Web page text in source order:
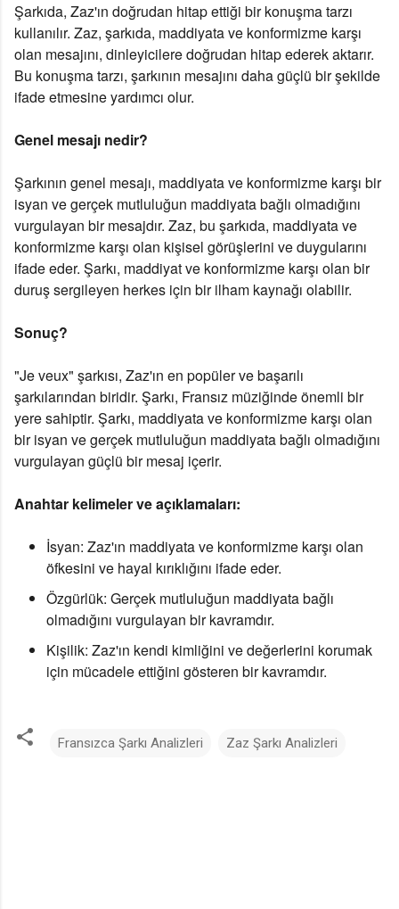
Şarkıda, Zaz'ın doğrudan hitap ettiği bir konuşma tarzı
kullanılır. Zaz, şarkıda, maddiyata ve konformizme karşı
olan mesajını, dinleyicilere doğrudan hitap ederek aktarır.
Bu konuşma tarzı, şarkının mesajını daha güçlü bir şekilde
ifade etmesine yardımcı olur.
Genel mesajı nedir?
Şarkının genel mesajı, maddiyata ve konformizme karşı bir
isyan ve gerçek mutluluğun maddiyata bağlı olmadığını
vurgulayan bir mesajdır. Zaz, bu şarkıda, maddiyata ve
konformizme karşı olan kişisel görüşlerini ve duygularını
ifade eder. Şarkı, maddiyat ve konformizme karşı olan bir
duruş sergileyen herkes için bir ilham kaynağı olabilir.
Sonuç?
"Je veux" şarkısı, Zaz'ın en popüler ve başarılı
şarkılarından biridir. Şarkı, Fransız müziğinde önemli bir
yere sahiptir. Şarkı, maddiyata ve konformizme karşı olan
bir isyan ve gerçek mutluluğun maddiyata bağlı olmadığını
vurgulayan güçlü bir mesaj içerir.
Anahtar kelimeler ve açıklamaları:
İsyan: Zaz'ın maddiyata ve konformizme karşı olan
öfkesini ve hayal kırıklığını ifade eder.
Özgürlük: Gerçek mutluluğun maddiyata bağlı
olmadığını vurgulayan bir kavramdır.
Kişilik: Zaz'ın kendi kimliğini ve değerlerini korumak
için mücadele ettiğini gösteren bir kavramdır.
Fransızca Şarkı Analizleri Zaz Şarkı Analizleri